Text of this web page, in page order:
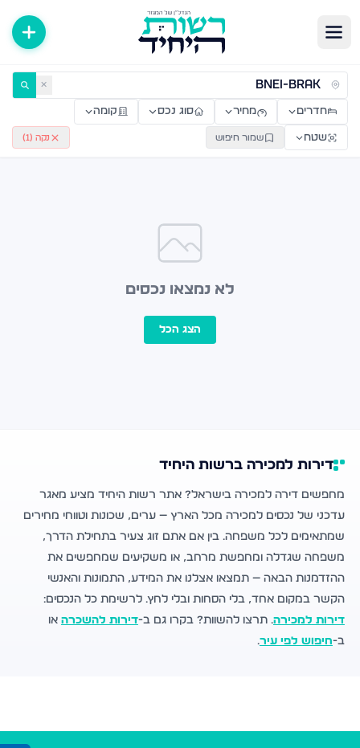
דירות למכירה ולהשכרה — רשות היחיד ✕
חדרים מחיר סוג נכס קומה
שטח שמור חיפוש נקה ( 1
)
לא נמצאו נכסים
הצג הכל
דירות למכירה ברשות היחיד
מחפשים דירה למכירה בישראל? אתר רשות היחיד מציע מאגר
עדכני של נכסים למכירה מכל הארץ — ערים, שכונות וטווחי מחירים
שמתאימים לכל משפחה. בין אם אתם זוג צעיר בתחילת הדרך,
משפחה שגדלה ומחפשת מרחב, או משקיעים שמחפשים את
ההזדמנות הבאה — תמצאו אצלנו את המידע, התמונות והאנשי
הקשר במקום אחד, בלי הסחות ובלי לחץ. לרשימת כל הנכסים:
דירות למכירה. תרצו להשוות? בקרו גם ב-דירות להשכרה או
ב-חיפוש לפי עיר.